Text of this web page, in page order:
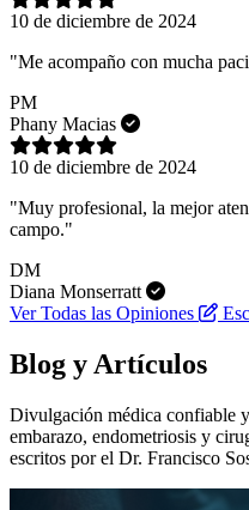
10 de diciembre de 2024
"Me acompaño con mucha
PM
Phany Macias
10 de diciembre de 2024
"Muy profesional, la mejor
campo."
DM
Diana Monserratt
Ver Todas las Opiniones
Blog y Artículos
Divulgación médica confiable
embarazo, endometriosis y
escritos por el Dr. Francisco